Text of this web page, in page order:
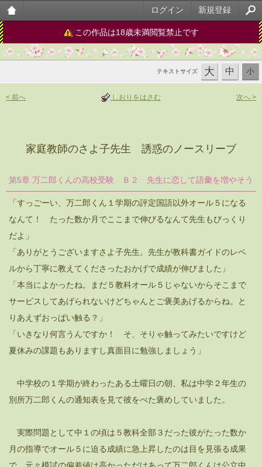
大人
のケ
イ官
新規登録
ログイン
この作品は18歳未満閲覧禁止です
小
中
大
テキストサイズ
< 前へ しおりをはさむ 次へ >
家庭教師のさよ子先生 誘惑のノースリーブ
第5章 万二郎くんの高校受験 Ｂ２ 先生に恋して語彙を増やそう
「すっごーい、万二郎くん１学期の評定国語以外オール５になる
なんて！ たった数か月でここまで伸びるなんて先生もびっくり
だよ」
「ありがとうございますさよ子先生。先生が教科書ガイドのレベ
ルから丁寧に教えてくださったおかげで成績が伸びました」
「本当によかったね。まだ５教科オール５じゃないからそこまで
サービスしてあげられないけどちゃんとご褒美あげるからね。と
りあえずおっぱい触る？」
「いきなり何言うんですか！ そ、そりゃ触ってみたいですけど
夏休みの課題もありますし真面目に勉強しましょう」
中学校の１学期が終わったある土曜日の朝、私は中学２年生の
別所万二郎くんの通知表を見て彼をべた褒めしていました。
実際問題として中１の頃は５教科全部３だった彼がたった数か
月の指導でオール５に迫る成績に急上昇したのは目を見張る成果